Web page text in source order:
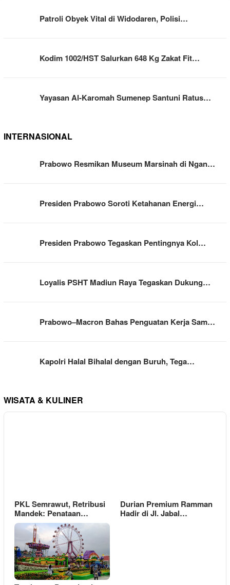
Patroli Obyek Vital di Widodaren, Polisi…
Kodim 1002/HST Salurkan 648 Kg Zakat Fit…
Yayasan Al-Karomah Sumenep Santuni Ratus…
INTERNASIONAL
Prabowo Resmikan Museum Marsinah di Ngan…
Presiden Prabowo Soroti Ketahanan Energi…
Presiden Prabowo Tegaskan Pentingnya Kol…
Loyalis PSHT Madiun Raya Tegaskan Dukung…
Prabowo–Macron Bahas Penguatan Kerja Sam…
Kapolri Halal Bihalal dengan Buruh, Tega…
WISATA & KULINER
PKL Semrawut, Retribusi
Mandek: Penataan…
Durian Premium Ramman
Hadir di Jl. Jabal…